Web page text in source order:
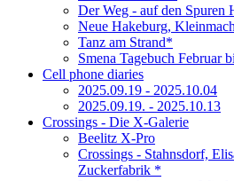
Der Weg - auf den Spuren
Neue Hakeburg,
Tanz am Strand*
Smena Tagebuch Februar
Cell phone diaries
2025.09.19 - 2025.10.04
2025.09.19. - 2025.10.13
Crossings - Die X-Galerie
Beelitz X-Pro
Crossings - Stahnsdorf,
Zuckerfabrik *